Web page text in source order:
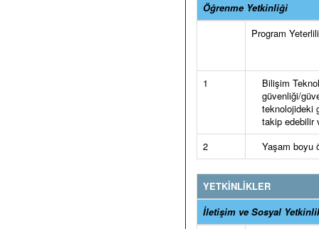
Öğrenme Yetkinliği
Program
1
Bilişim
güvenliği/
teknolojideki
takip edebilir
2
Yaşam boyu
YETKİNLİKLER
İletişim ve Sosyal